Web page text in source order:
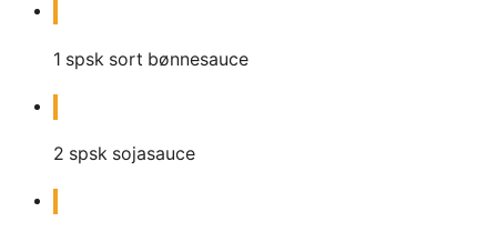
1 spsk sort bønnesauce
2 spsk sojasauce